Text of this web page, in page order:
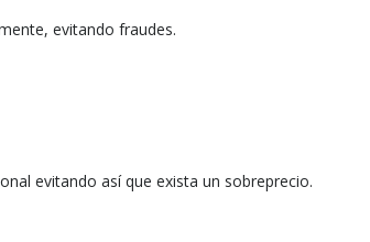
evitando fraudes.
evitando así que exista un sobreprecio.